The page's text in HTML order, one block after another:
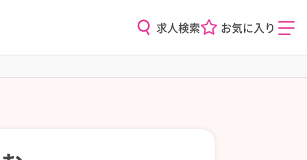
求人検索 お気に入り